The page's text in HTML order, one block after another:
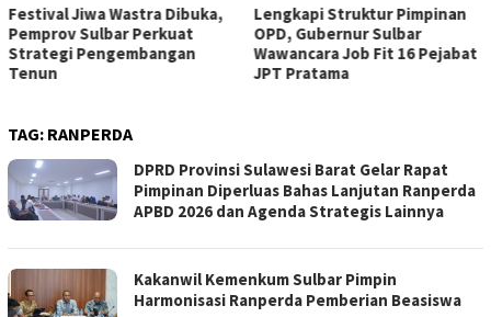
Festival Jiwa Wastra Dibuka,
Pemprov Sulbar Perkuat
Strategi Pengembangan
Tenun
Lengkapi Struktur Pimpinan
OPD, Gubernur Sulbar
Wawancara Job Fit 16 Pejabat
JPT Pratama
TAG: RANPERDA
DPRD Provinsi Sulawesi Barat Gelar Rapat
Pimpinan Diperluas Bahas Lanjutan Ranperda
APBD 2026 dan Agenda Strategis Lainnya
Kakanwil Kemenkum Sulbar Pimpin
Harmonisasi Ranperda Pemberian Beasiswa